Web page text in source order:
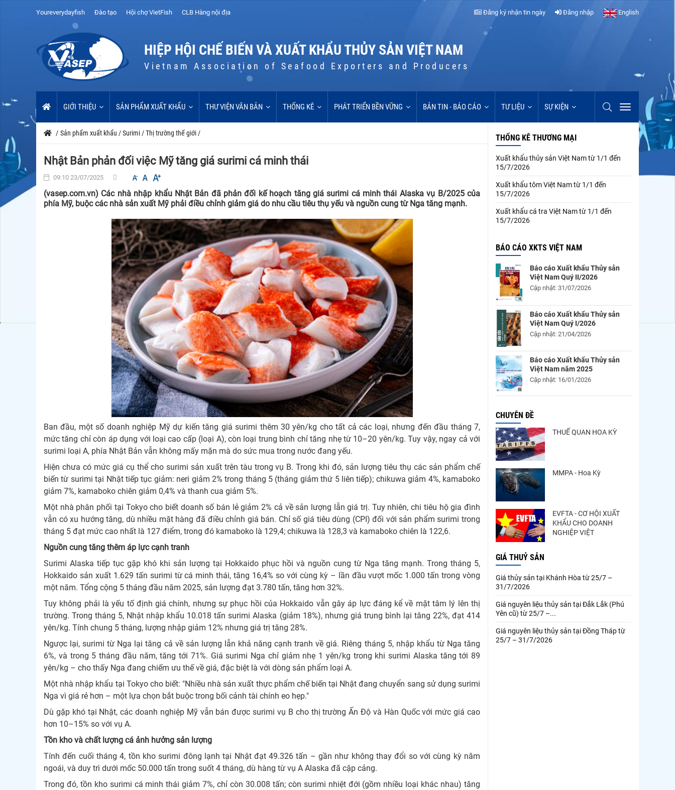
Youreverydayfish Đào tạo Hội chợ VietFish CLB Hàng nội địa Đăng ký nhận tin ngày Đăng nhập English
HIỆP HỘI CHẾ BIẾN VÀ XUẤT KHẨU THỦY SẢN VIỆT NAM
Vietnam Association of Seafood Exporters and Producers
GIỚI THIỆU SẢN PHẨM XUẤT KHẨU THƯ VIỆN VĂN BẢN THỐNG KÊ PHÁT TRIỂN BỀN VỮNG BẢN TIN - BÁO CÁO TƯ LIỆU SỰ KIỆN
/ Sản phẩm xuất khẩu /Surimi /Thị trường thế giới /
Nhật Bản phản đối việc Mỹ tăng giá surimi cá minh thái
09:10 23/07/2025
(vasep.com.vn) Các nhà nhập khẩu Nhật Bản đã phản đối kế hoạch tăng giá surimi cá minh thái Alaska vụ B/2025 của
phía Mỹ, buộc các nhà sản xuất Mỹ phải điều chỉnh giảm giá do nhu cầu tiêu thụ yếu và nguồn cung từ Nga tăng mạnh.
Ban đầu, một số doanh nghiệp Mỹ dự kiến tăng giá surimi thêm 30 yên/kg cho tất cả các loại, nhưng đến đầu tháng 7,
mức tăng chỉ còn áp dụng với loại cao cấp (loại A), còn loại trung bình chỉ tăng nhẹ từ 10–20 yên/kg. Tuy vậy, ngay cả với
surimi loại A, phía Nhật Bản vẫn không mấy mặn mà do sức mua trong nước đang yếu.
Hiện chưa có mức giá cụ thể cho surimi sản xuất trên tàu trong vụ B. Trong khi đó, sản lượng tiêu thụ các sản phẩm chế
biến từ surimi tại Nhật tiếp tục giảm: neri giảm 2% trong tháng 5 (tháng giảm thứ 5 liên tiếp); chikuwa giảm 4%, kamaboko
giảm 7%, kamaboko chiên giảm 0,4% và thanh cua giảm 5%.
Một nhà phân phối tại Tokyo cho biết doanh số bán lẻ giảm 2% cả về sản lượng lẫn giá trị. Tuy nhiên, chi tiêu hộ gia đình
vẫn có xu hướng tăng, dù nhiều mặt hàng đã điều chỉnh giá bán. Chỉ số giá tiêu dùng (CPI) đối với sản phẩm surimi trong
tháng 5 đạt mức cao nhất là 127 điểm, trong đó kamaboko là 129,4; chikuwa là 128,3 và kamaboko chiên là 122,6.
Nguồn cung tăng thêm áp lực cạnh tranh
Surimi Alaska tiếp tục gặp khó khi sản lượng tại Hokkaido phục hồi và nguồn cung từ Nga tăng mạnh. Trong tháng 5,
Hokkaido sản xuất 1.629 tấn surimi từ cá minh thái, tăng 16,4% so với cùng kỳ – lần đầu vượt mốc 1.000 tấn trong vòng
một năm. Tổng cộng 5 tháng đầu năm 2025, sản lượng đạt 3.780 tấn, tăng hơn 32%.
Tuy không phải là yếu tố định giá chính, nhưng sự phục hồi của Hokkaido vẫn gây áp lực đáng kể về mặt tâm lý lên thị
trường. Trong tháng 5, Nhật nhập khẩu 10.018 tấn surimi Alaska (giảm 18%), nhưng giá trung bình lại tăng 22%, đạt 414
yên/kg. Tính chung 5 tháng, lượng nhập giảm 12% nhưng giá trị tăng 28%.
Ngược lại, surimi từ Nga lại tăng cả về sản lượng lẫn khả năng cạnh tranh về giá. Riêng tháng 5, nhập khẩu từ Nga tăng
6%, và trong 5 tháng đầu năm, tăng tới 71%. Giá surimi Nga chỉ giảm nhẹ 1 yên/kg trong khi surimi Alaska tăng tới 89
yên/kg – cho thấy Nga đang chiếm ưu thế về giá, đặc biệt là với dòng sản phẩm loại A.
Một nhà nhập khẩu tại Tokyo cho biết: "Nhiều nhà sản xuất thực phẩm chế biến tại Nhật đang chuyển sang sử dụng surimi
Nga vì giá rẻ hơn – một lựa chọn bắt buộc trong bối cảnh tài chính eo hẹp."
Dù gặp khó tại Nhật, các doanh nghiệp Mỹ vẫn bán được surimi vụ B cho thị trường Ấn Độ và Hàn Quốc với mức giá cao
hơn 10–15% so với vụ A.
Tồn kho và chất lượng cá ảnh hưởng sản lượng
Tính đến cuối tháng 4, tồn kho surimi đông lạnh tại Nhật đạt 49.326 tấn – gần như không thay đổi so với cùng kỳ năm
ngoái, và duy trì dưới mốc 50.000 tấn trong suốt 4 tháng, dù hàng từ vụ A Alaska đã cập cảng.
Trong đó, tồn kho surimi cá minh thái giảm 7%, chỉ còn 30.008 tấn; còn surimi nhiệt đới (gồm nhiều loại khác nhau) tăng
THỐNG KÊ THƯƠNG MẠI
Xuất khẩu thủy sản Việt Nam từ 1/1 đến
15/7/2026
Xuất khẩu tôm Việt Nam từ 1/1 đến
15/7/2026
Xuất khẩu cá tra Việt Nam từ 1/1 đến
15/7/2026
BÁO CÁO XKTS VIỆT NAM
Báo cáo Xuất khẩu Thủy sản
Việt Nam Quý II/2026
Cập nhật: 31/07/2026
Báo cáo Xuất khẩu Thủy sản
Việt Nam Quý I/2026
Cập nhật: 21/04/2026
Báo cáo Xuất khẩu Thủy sản
Việt Nam năm 2025
Cập nhật: 16/01/2026
CHUYÊN ĐỀ
THUẾ QUAN HOA KỲ
MMPA - Hoa Kỳ
EVFTA - CƠ HỘI XUẤT
KHẨU CHO DOANH
NGHIỆP VIỆT
GIÁ THUỶ SẢN
Giá thủy sản tại Khánh Hòa từ 25/7 –
31/7/2026
Giá nguyên liệu thủy sản tại Đắk Lắk (Phú
Yên cũ) từ 25/7 –...
Giá nguyên liệu thủy sản tại Đồng Tháp từ
25/7 – 31/7/2026